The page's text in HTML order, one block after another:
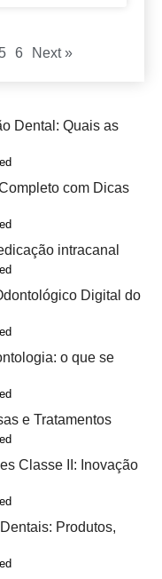
5 6 Next »
Dental: Quais as
com Dicas
intracanal
Digital do
o que se
e Tratamentos
Classe II: Inovação
Produtos,